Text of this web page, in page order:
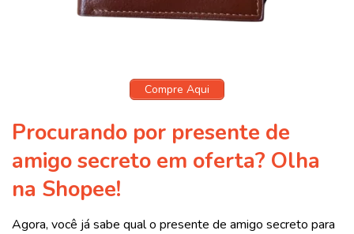
Compre Aqui
Procurando por presente de
amigo secreto em oferta? Olha
na Shopee!
Agora, você já sabe qual o presente de amigo secreto para